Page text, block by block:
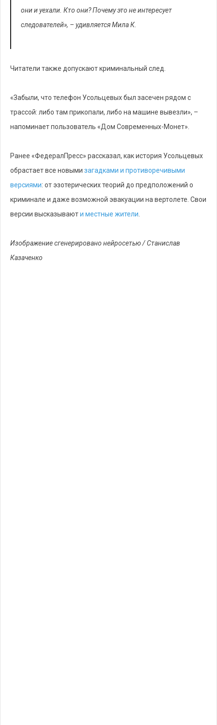
они и уехали. Кто они? Почему это не интересует
следователей», – удивляется Мила К.
Читатели также допускают криминальный след.
«Забыли, что телефон Усольцевых был засечен рядом с
трассой: либо там прикопали, либо на машине вывезли», –
напоминает пользователь «Дом Современных-Монет».
Ранее «ФедералПресс» рассказал, как история Усольцевых
обрастает все новыми загадками и противоречивыми
версиями: от эзотерических теорий до предположений о
криминале и даже возможной эвакуации на вертолете. Свои
версии высказываюти местные жители
Изображение сгенерировано нейросетью / Станислав
Казаченко